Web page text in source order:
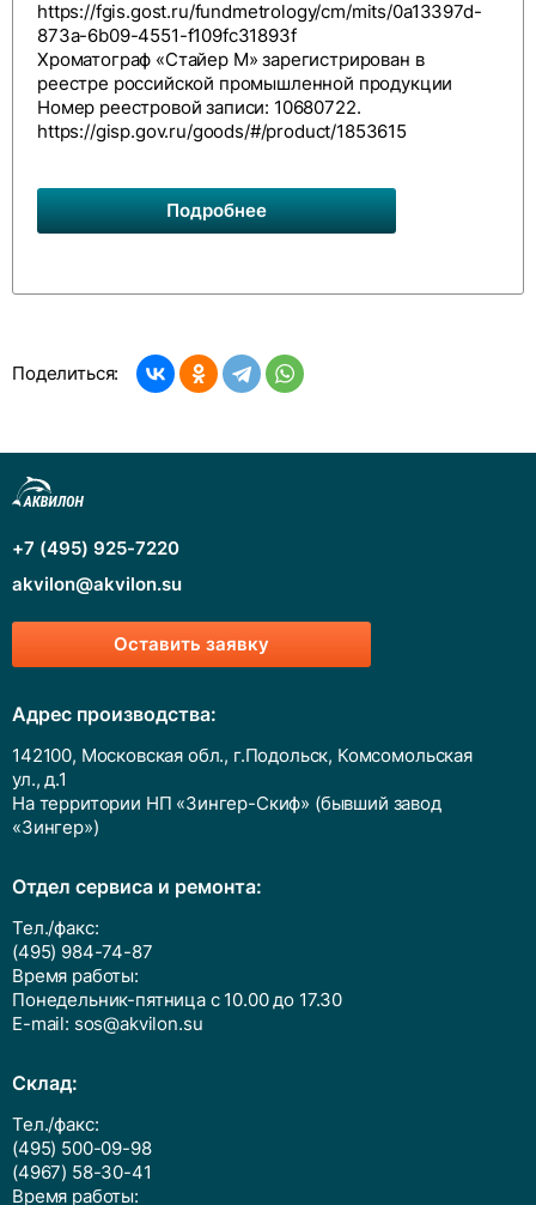
https://fgis.gost.ru/fundmetrology/cm/mits/0a13397d-
873a-6b09-4551-f109fc31893f
Хроматограф «Стайер М» зарегистрирован в
реестре российской промышленной продукции
Номер реестровой записи: 10680722.
https://gisp.gov.ru/goods/#/product/1853615
Подробнее
Поделиться:
Оставить заявку
+7 (495) 925-7220
akvilon@akvilon.su
Адрес производства:
142100, Московская обл., г.Подольск, Комсомольская
ул., д.1
На территории НП «Зингер-Скиф» (бывший завод
«Зингер»)
Отдел сервиса и ремонта:
Тел./факс:
(495) 984-74-87
Время работы:
Понедельник-пятница с 10.00 до 17.30
E-mail: sos@akvilon.su
Cклад:
Тел./факс:
(495) 500-09-98
(4967) 58-30-41
Время работы: